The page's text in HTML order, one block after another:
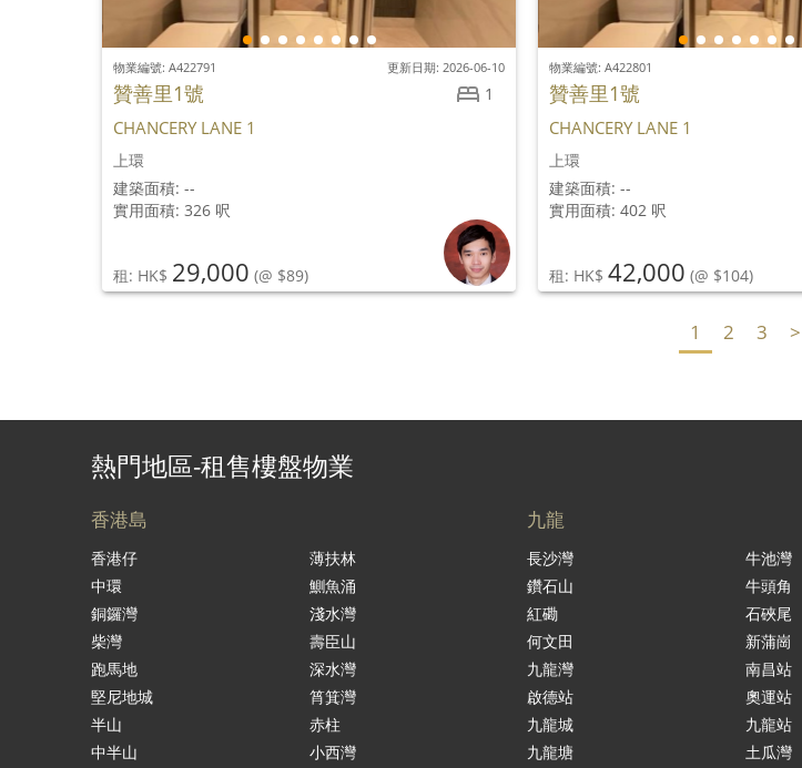
1
物業編號: A422791 更新日期: 2026-06-10
贊善里1號
CHANCERY LANE 1
上環
建築面積: --
實用面積: 326 呎
租: HK$ 29,000 (@ $89)
物業編號: A422801
贊善里1號
CHANCERY LANE 1
上環
建築面積: --
實用面積: 402 呎
租: HK$42,000 (@ $104)
1 2 3 >
熱門地區-租售樓盤物業
香港島
香港仔
中環
銅鑼灣
柴灣
跑馬地
堅尼地城
半山
中半山
薄扶林
鰂魚涌
淺水灣
壽臣山
深水灣
筲箕灣
赤柱
小西灣
九龍
長沙灣
鑽石山
紅磡
何文田
九龍灣
啟德站
九龍城
九龍塘
牛池灣
牛頭角
石硤尾
新蒲崗
南昌站
奧運站
九龍站
土瓜灣